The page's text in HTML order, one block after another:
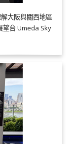
大阪與關西地區
望台 Umeda Sky